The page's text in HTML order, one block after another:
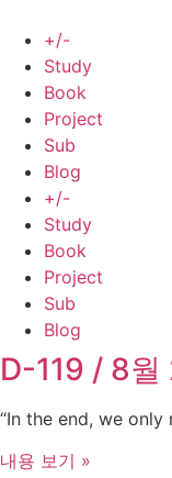
content
+/-
Study
Book
Project
Sub
Blog
+/-
Study
Book
Project
Sub
Blog
D-119 / 8월
“In the end, we only
내용 보기 »